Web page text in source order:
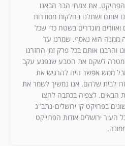
את צמחי הבר הבאנו
אותם ושתלנו בחלקות מסודרות
מוגדרים בשטח כדי שכל
ממנה הוא נאסף. שמרנו על
טיפחנו והרבנו אותם בכל פרק זמן החזרנו
לשקם את הטבע שנפגע עקב
אבל ממש אפשר היה להרגיש את
לבית שלהם. אנו נמשיך לשמר את
הבאים. לצפיה בכתבה לחצו
בפרויקט קו ירושלים-נתב"ג
ירושלים אודות הפרוייקט